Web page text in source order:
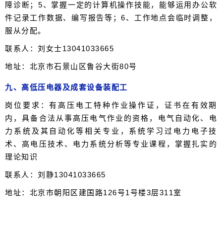
障诊断；5、掌握一定的计算机操作技能，能够运用办公软
件记录工作数据、编写报告等；6、工作地点会临时调整，
服从分配。
联系人：刘女士13041033665
地址：北京市石景山区鲁谷大街80号
九、高低压电器及成套设备装配工
岗位要求：有高压电工特种作业操作证，证书在有效期
内，具备合法从事高压电气作业的资格，电气自动化、电
力系统及其自动化等相关专业，系统学习过电力电子技
术、高电压技术、电力系统分析等专业课程，掌握扎实的
理论知识
联系人：刘静13041033665
地址：北京市朝阳区建国路126号1号楼3层311室